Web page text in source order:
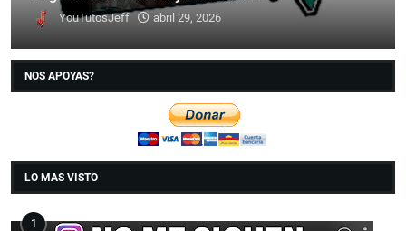
YouTutosJeff abril 29, 2026
NOS APOYAS?
LO MAS VISTO